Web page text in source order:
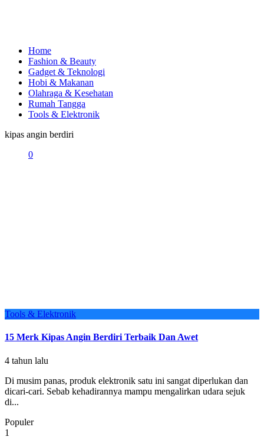
Home
Fashion & Beauty
Gadget & Teknologi
Hobi & Makanan
Olahraga & Kesehatan
Rumah Tangga
Tools & Elektronik
kipas angin berdiri
0
Tools & Elektronik
15 Merk Kipas Angin Berdiri Terbaik Dan Awet
4 tahun lalu
Di musim panas, produk elektronik satu ini sangat diperlukan dan
dicari-cari. Sebab kehadirannya mampu mengalirkan udara sejuk
di...
Populer
1